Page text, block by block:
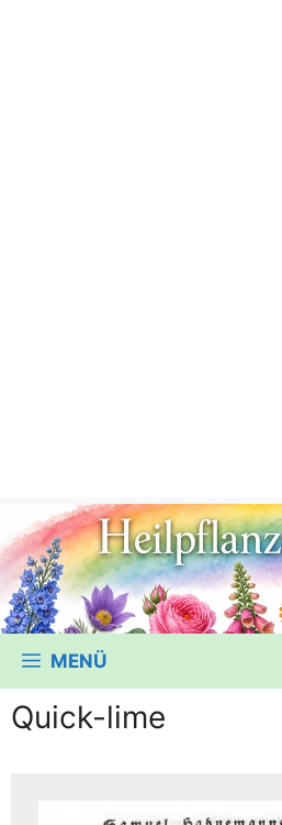
MENÜ
Quick-lime